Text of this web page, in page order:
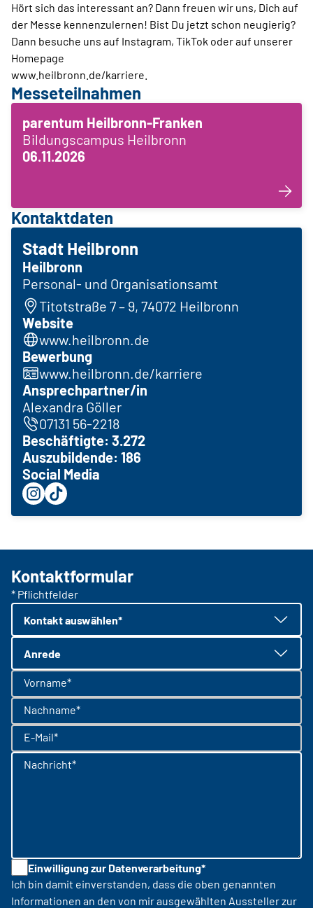
Hört sich das interessant an? Dann freuen wir uns, Dich auf
der Messe kennenzulernen! Bist Du jetzt schon neugierig?
Dann besuche uns ­auf ­Instagram, TikTok oder auf unserer
Home­page
www.heilbronn.de/karriere.
Messeteilnahmen
parentum Heilbronn-Franken
Bildungscampus Heilbronn
06.11.2026
Kontaktdaten
Stadt Heilbronn
Heilbronn
Personal- und Organisationsamt
Titotstraße 7 – 9, 74072 Heilbronn
Website
www.heilbronn.de
Bewerbung
www.heilbronn.de/karriere
Ansprechpartner/in
Alexandra Göller
07131 56-2218
Beschäftigte: 3.272
Auszubildende: 186
Social Media
Kontaktformular
* Pflichtfelder
Kontakt auswählen*
Anrede
Vorname*
Nachname*
E-Mail*
Nachricht*
Einwilligung zur Datenverarbeitung*
Ich bin damit einverstanden, dass die oben genannten
Informationen an den von mir ausgewählten Aussteller zur